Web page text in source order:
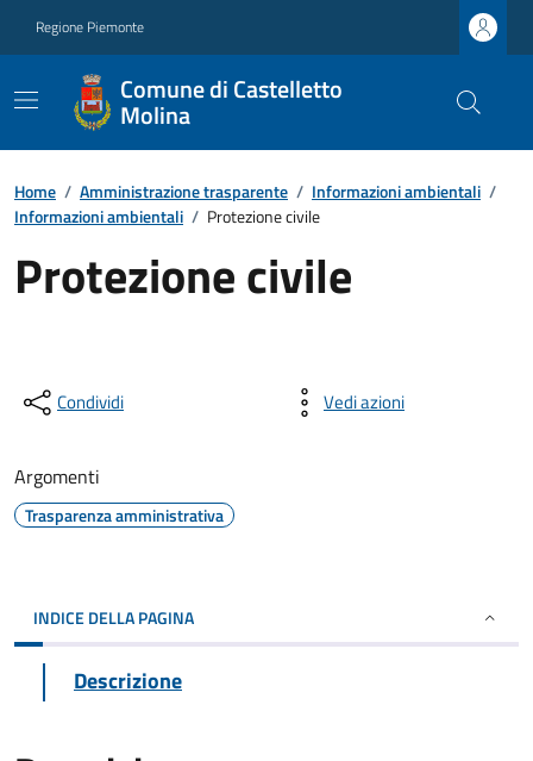
Regione Piemonte
Comune di Castelletto
Molina
Home / Amministrazione trasparente / Informazioni ambientali /
Informazioni ambientali / Protezione civile
Protezione civile
Condividi Vedi azioni
Argomenti
Trasparenza amministrativa
INDICE DELLA PAGINA
Descrizione